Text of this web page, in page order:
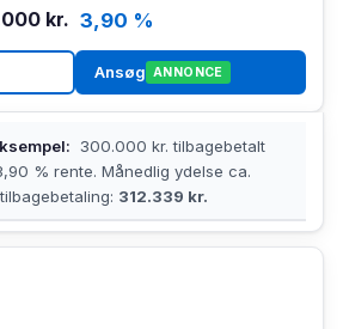
kr. 3,90 %
Ansøg ANNONCE
300.000 kr. tilbagebetalt
% rente. Månedlig ydelse ca.
312.339 kr.